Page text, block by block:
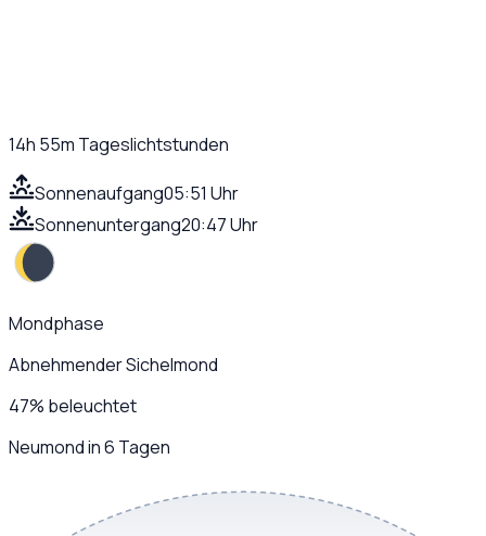
14h 55m Tageslichtstunden
Sonnenaufgang05:51 Uhr
Sonnenuntergang20:47 Uhr
Mondphase
Abnehmender Sichelmond
47% beleuchtet
Neumond in 6 Tagen